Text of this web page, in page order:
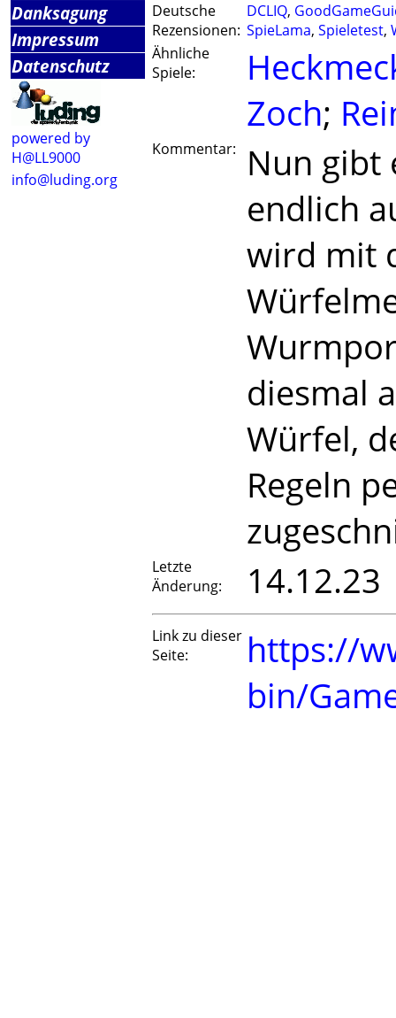
Danksagung
Impressum
Datenschutz
powered by
H@LL9000
info@luding.org
Deutsche
Rezensionen:
DCLIQ,
SpieLama, Spieletest,
Ähnliche
Spiele:
Zoch;
Kommentar:
Nun gibt
endlich
wird mit
diesmal
Würfel,
Regeln
Letzte
Änderung:
14.12.23
Link zu dieser
Seite:
https://
bin/